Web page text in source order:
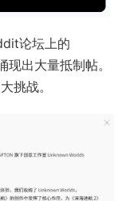
论坛上的
出大量抵制帖。
挑战。